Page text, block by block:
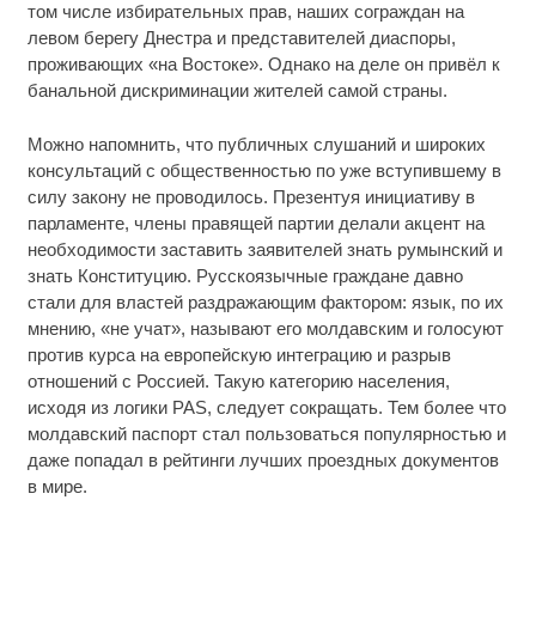
том числе избирательных прав, наших сограждан на
левом берегу Днестра и представителей диаспоры,
проживающих «на Востоке». Однако на деле он привёл к
банальной дискриминации жителей самой страны.
Можно напомнить, что публичных слушаний и широких
консультаций с общественностью по уже вступившему в
силу закону не проводилось. Презентуя инициативу в
парламенте, члены правящей партии делали акцент на
необходимости заставить заявителей знать румынский и
знать Конституцию. Русскоязычные граждане давно
стали для властей раздражающим фактором: язык, по их
мнению, «не учат», называют его молдавским и голосуют
против курса на европейскую интеграцию и разрыв
отношений с Россией. Такую категорию населения,
исходя из логики PAS, следует сокращать. Тем более что
молдавский паспорт стал пользоваться популярностью и
даже попадал в рейтинги лучших проездных документов
в мире.